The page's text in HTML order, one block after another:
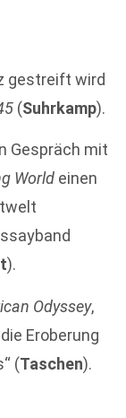
gestreift wird
(Suhrkamp).
Gespräch mit
World einen
).
Odyssey,
Eroberung
(Taschen).